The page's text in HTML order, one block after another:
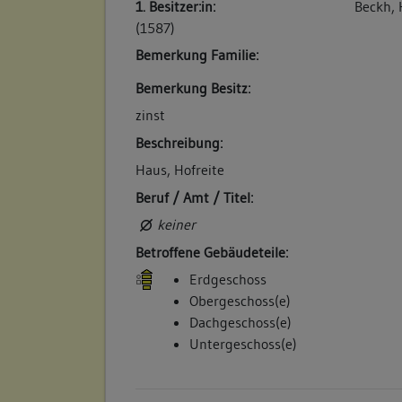
Betroffene Gebäudeteile:
keine
5. Bauphase:
(1683)
Wetzsteins Tochter Brigitta aus erster Ehe,
Weingärtner Hans Jacob Kurz zu Stuttgart,
Bernhard Wohlgemuth: "Eine Behausung,
unden in der Statt, im Kogen, uff der Enz
Schäfern, und Herrn Johann Jerg Haagen
Betroffene Gebäudeteile:
keine
6. Bauphase:
1. Besitzer:in:
(1587)
Beckh,
Bemerkung Familie:
Bemerkung Besitz:
zinst
Beschreibung:
Haus, Hofreite
Beruf / Amt / Titel:
keiner
Betroffene Gebäudeteile:
Erdgeschoss
Obergeschoss(e)
Dachgeschoss(e)
Untergeschoss(e)